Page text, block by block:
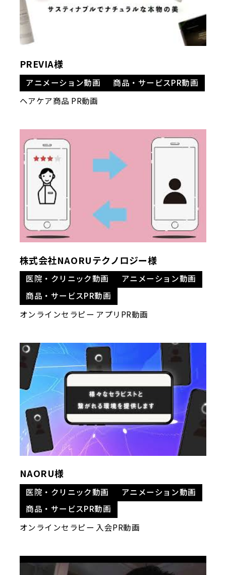
PREVIA様
アニメーション動画
商品・サービスPR動画
ヘアケア商品 PR動画
株式会社NAORUテクノロジー様
医院・クリニック動画
アニメーション動画
商品・サービスPR動画
オンラインセラピー アプリPR動画
NAORU様
医院・クリニック動画
アニメーション動画
商品・サービスPR動画
オンラインセラピー 入会PR動画